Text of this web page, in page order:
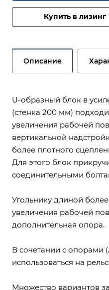
Купить в лизинг
Описание
U-образный блок в
(стенка 200 мм)
увеличения рабочей
вертикальной
более плотного
Для этого блок
соединительными
Угольнику длиной
увеличения рабочей
дополнительная опора.
В сочетании с опорами
использоваться на
Множество вариантов